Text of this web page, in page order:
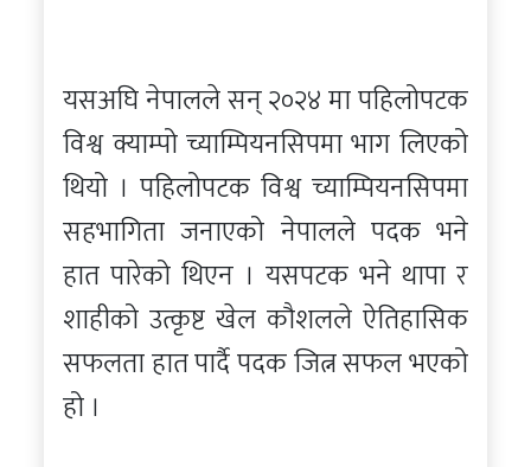
यसअघि नेपालले सन् २०२४ मा पहिलोपटक
विश्व क्याम्पो च्याम्पियनसिपमा भाग लिएको
थियो । पहिलोपटक विश्व च्याम्पियनसिपमा
सहभागिता जनाएको नेपालले पदक भने
हात पारेको थिएन । यसपटक भने थापा र
शाहीको उत्कृष्ट खेल कौशलले ऐतिहासिक
सफलता हात पार्दै पदक जित्न सफल भएको
हो ।